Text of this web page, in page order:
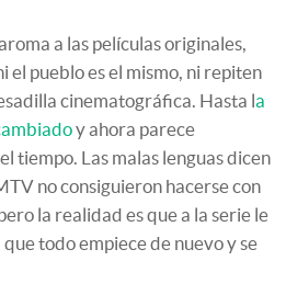
a las películas originales,
el pueblo es el mismo, ni repiten
cinematográfica. Hasta la
y ahora parece
tiempo. Las malas lenguas dicen
no consiguieron hacerse con
la realidad es que a la serie le
todo empiece de nuevo y se